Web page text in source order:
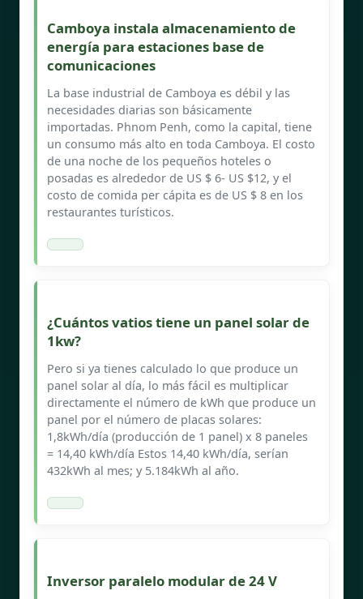
Camboya instala almacenamiento de
energía para estaciones base de
comunicaciones
La base industrial de Camboya es débil y las
necesidades diarias son básicamente
importadas. Phnom Penh, como la capital, tiene
un consumo más alto en toda Camboya. El costo
de una noche de los pequeños hoteles o
posadas es alrededor de US $ 6- US $12, y el
costo de comida per cápita es de US $ 8 en los
restaurantes turísticos.
¿Cuántos vatios tiene un panel solar de
1kw?
Pero si ya tienes calculado lo que produce un
panel solar al día, lo más fácil es multiplicar
directamente el número de kWh que produce un
panel por el número de placas solares:
1,8kWh/día (producción de 1 panel) x 8 paneles
= 14,40 kWh/día Estos 14,40 kWh/día, serían
432kWh al mes; y 5.184kWh al año.
Inversor paralelo modular de 24 V